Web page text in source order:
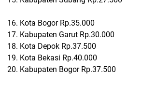
16. Kota Bogor Rp.35.000
17. Kabupaten Garut Rp.30.000
18. Kota Depok Rp.37.500
19. Kota Bekasi Rp.40.000
20. Kabupaten Bogor Rp.37.500